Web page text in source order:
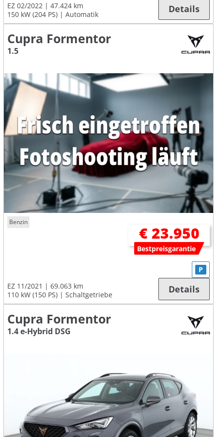
EZ 02/2022
47.424 km
150 kW (204 PS)
Automatik Details
Cupra Formentor
1.5
Benzin
€ 23.950
Bestpreisgarantie
EZ 11/2021
69.063 km
110 kW (150 PS)
Schaltgetriebe
P
Details
Cupra Formentor
1.4 e-Hybrid DSG